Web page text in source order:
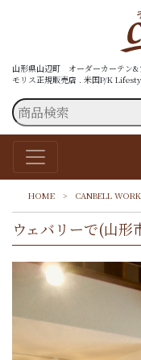
山形県山辺町 オーダーカーテン
モリス正規販売店 . 米国P/K
HOME > CANBELL
ウェバリーで(山形